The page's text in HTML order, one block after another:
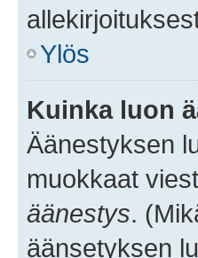
Ylös
Kuinka luon
Äänestyksen
muokkaat
äänestys.
äänsetyksen